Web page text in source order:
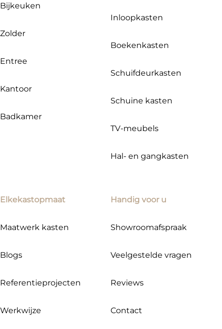
Bijkeuken
Zolder
Entree
Kantoor
Badkamer
Inloopkasten
Boekenkasten
Schuifdeurkasten
Schuine kasten
TV-meubels
Hal- en gangkasten
Elkekastopmaat
Maatwerk kasten
Blogs
Referentieprojecten
Werkwijze
Handig voor u
Showroomafspraak
Veelgestelde vragen
Reviews
Contact